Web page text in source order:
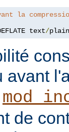
la
text/plain
avant
de